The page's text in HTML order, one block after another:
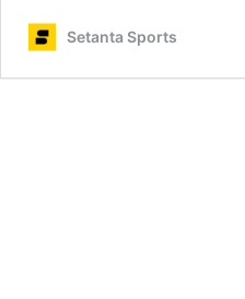
Setanta Sports